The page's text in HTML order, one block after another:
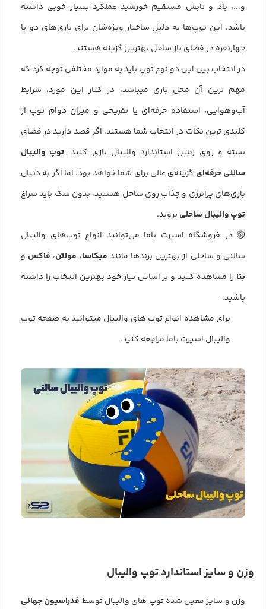
و...، باد و تابش مستقیم خورشید عملکرد بسیار خوبی داشته
باشد. این توپ‌ها به دلیل ساختار ویژه‌شان برای بازی‌های دو یا
چهارنفره در فضای باز ساحل بهترین گزینه هستند.
در انتخاب بین این دو نوع توپ باید به موارد مختلفی توجه کرد که
مهم ترین آن محل بازی میباشد، در کنار این مورد، شرایط
آب‌وهوایی، استفاده حرفه‌ای یا تفریحی و میزان دوام توپ از
کلیدی ترین نکات در انتخاب شما هستند. اگر قصد دارید در فضای
بسته و روی زمین استاندارد والیبال بازی کنید، توپ والیبال
سالنی حرفه‌ای گزینه‌ی عالی برای شما خواهد بود. اما اگر به دنبال
بازی‌های پرانرژی و جذاب روی ساحل هستید، بدون شک باید سراغ
توپ والیبال ساحلی بروید.
🏐 در فروشگاه اسپرت باما می‌توانید انواع توپ‌های والیبال
سالنی و ساحلی از بهترین برندها مانند میکاسا، مولتن، فاکس و
بتا را مشاهده کنید و بر اساس نیاز خود بهترین انتخاب را داشته
باشید.
برای مشاهده انواع توپ های والیبال میتوانید به صفحهتوپ
والیبال اسپرت باما مراجعه کنید.
وزن و سایز استاندارد توپ والیبال
وزن و سایز معین شده توپ های والیبال توسط فدراسیون جهانی